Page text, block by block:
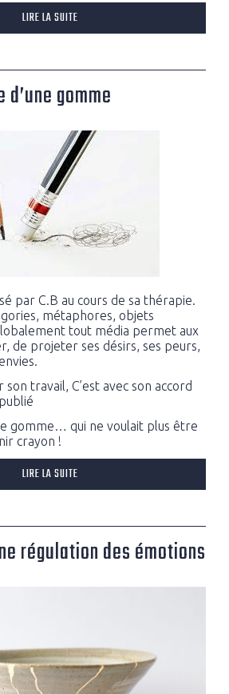
LIRE LA SUITE
d’une gomme
par C.B au cours de sa thérapie.
métaphores, objets
tout média permet aux
de projeter ses désirs, ses peurs,
travail, C’est avec son accord
gomme… qui ne voulait plus être
crayon !
LIRE LA SUITE
régulation des émotions